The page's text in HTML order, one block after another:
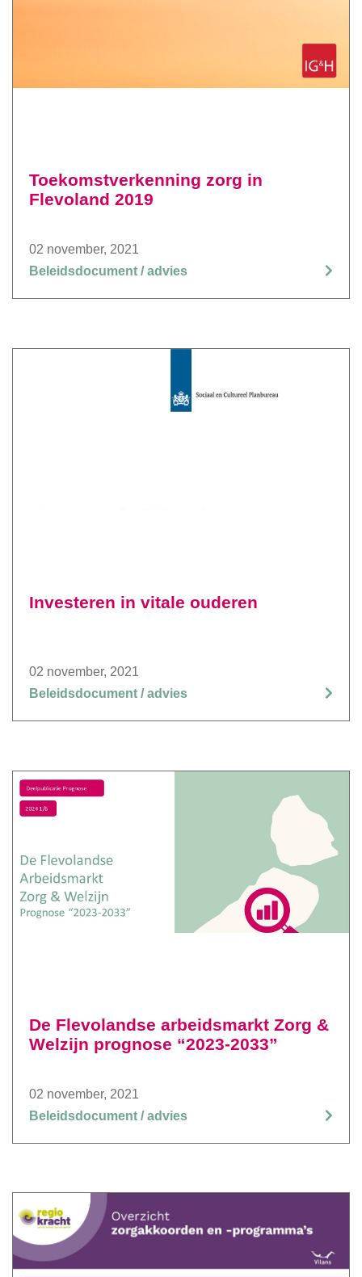
Toekomstverkenning zorg in
Flevoland 2019
02 november, 2021
Beleidsdocument / advies
Investeren in vitale ouderen
02 november, 2021
Beleidsdocument / advies
De Flevolandse arbeidsmarkt Zorg &
Welzijn prognose “2023-2033”
02 november, 2021
Beleidsdocument / advies